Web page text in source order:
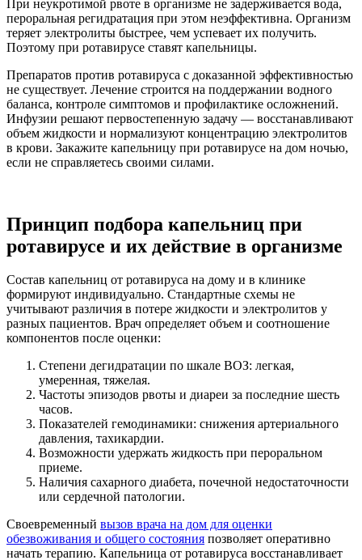
При неукротимой рвоте в организме не задерживается вода,
пероральная регидратация при этом неэффективна. Организм
теряет электролиты быстрее, чем успевает их получить.
Поэтому при ротавирусе ставят капельницы.
Препаратов против ротавируса с доказанной эффективностью
не существует. Лечение строится на поддержании водного
баланса, контроле симптомов и профилактике осложнений.
Инфузии решают первостепенную задачу — восстанавливают
объем жидкости и нормализуют концентрацию электролитов
в крови. Закажите капельницу при ротавирусе на дом ночью,
если не справляетесь своими силами.
Принцип подбора капельниц при
ротавирусе и их действие в организме
Состав капельниц от ротавируса на дому и в клинике
формируют индивидуально. Стандартные схемы не
учитывают различия в потере жидкости и электролитов у
разных пациентов. Врач определяет объем и соотношение
компонентов после оценки:
Степени дегидратации по шкале ВОЗ: легкая,
умеренная, тяжелая.
Частоты эпизодов рвоты и диареи за последние шесть
часов.
Показателей гемодинамики: снижения артериального
давления, тахикардии.
Возможности удержать жидкость при пероральном
приеме.
Наличия сахарного диабета, почечной недостаточности
или сердечной патологии.
Своевременный вызов врача на дом для оценки
обезвоживания и общего состояния позволяет оперативно
начать терапию. Капельница от ротавируса восстанавливает